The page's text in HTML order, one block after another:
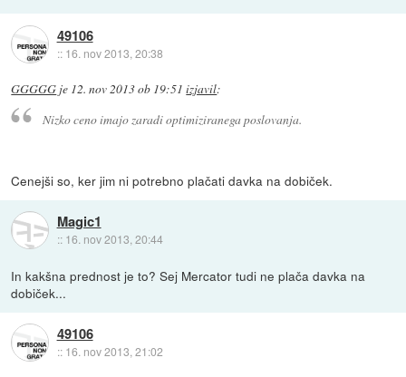
49106
:: 16. nov 2013, 20:38
GGGGG je 12. nov 2013 ob 19:51 izjavil:
Nizko ceno imajo zaradi optimiziranega poslovanja.
Cenejši so, ker jim ni potrebno plačati davka na dobiček.
Magic1
:: 16. nov 2013, 20:44
In kakšna prednost je to? Sej Mercator tudi ne plača davka na
dobiček...
49106
:: 16. nov 2013, 21:02